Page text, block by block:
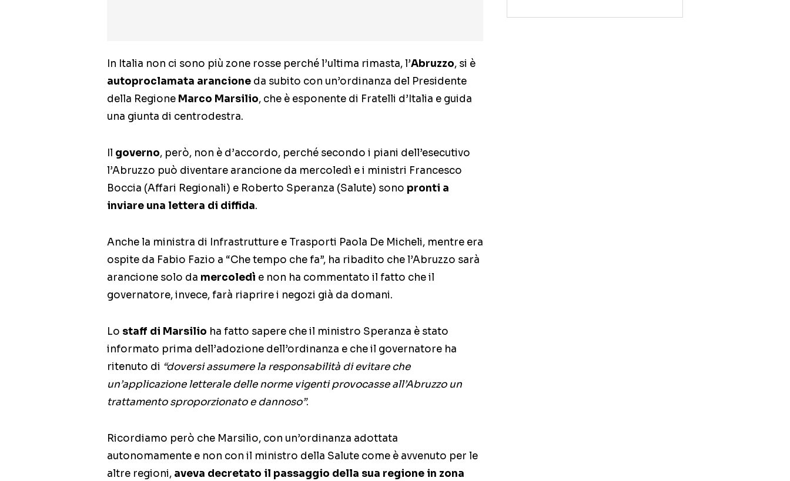
In Italia non ci sono più zone rosse perché l’ultima rimasta, l’Abruzzo, si è
autoproclamata arancione da subito con un’ordinanza del Presidente
della Regione Marco Marsilio, che è esponente di Fratelli d’Italia e guida
una giunta di centrodestra.
Il governo, però, non è d’accordo, perché secondo i piani dell’esecutivo
l’Abruzzo può diventare arancione da mercoledì e i ministri Francesco
Boccia (Affari Regionali) e Roberto Speranza (Salute) sono pronti a
inviare una lettera di diffida.
Anche la ministra di Infrastrutture e Trasporti Paola De Micheli, mentre era
ospite da Fabio Fazio a “Che tempo che fa”, ha ribadito che l’Abruzzo sarà
arancione solo da mercoledì e non ha commentato il fatto che il
governatore, invece, farà riaprire i negozi già da domani.
Lo staff di Marsilio ha fatto sapere che il ministro Speranza è stato
informato prima dell’adozione dell’ordinanza e che il governatore ha
ritenuto di “doversi assumere la responsabilità di evitare che
un’applicazione letterale delle norme vigenti provocasse all’Abruzzo un
trattamento sproporzionato e dannoso”.
Ricordiamo però che Marsilio, con un’ordinanza adottata
autonomamente e non con il ministro della Salute come è avvenuto per le
altre regioni, aveva decretato il passaggio della sua regione in zona